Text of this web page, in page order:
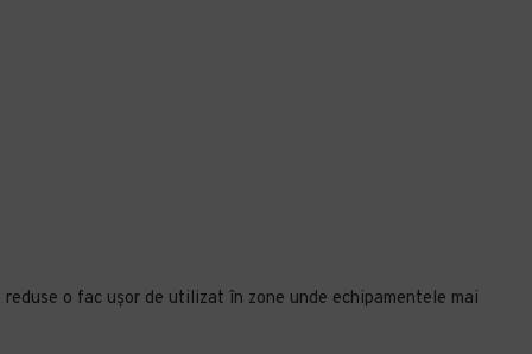
o fac ușor de utilizat în zone unde echipamentele mai